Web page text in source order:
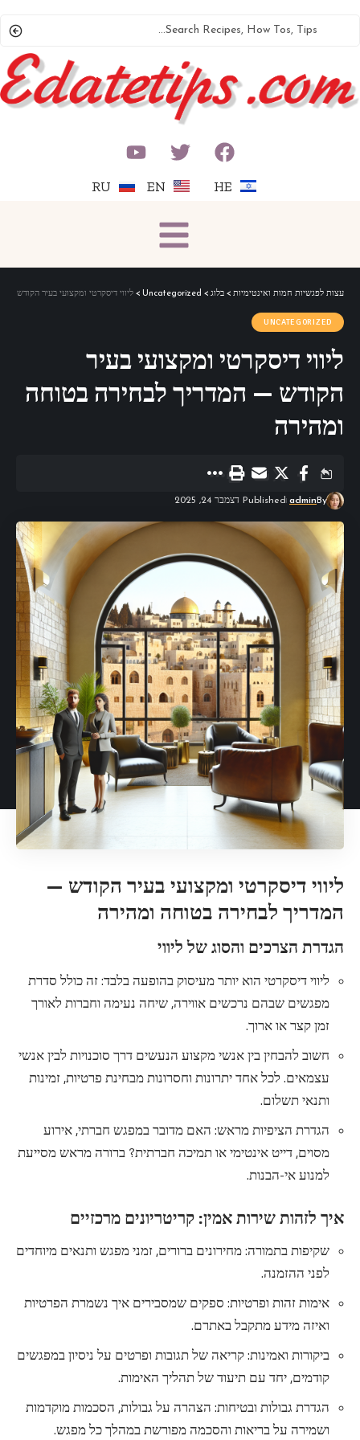
HE
EN
RU
עצות לפגשיות חמות ואינטימיות > בלוג >
Uncategorized
> ליווי דיסקרטי ומקצועי בעיר הקודש —
UNCATEGORIZED
ליווי דיסקרטי ומקצועי בעיר
הקודש — המדריך לבחירה בטוחה
ומהירה
By
admin Published דצמבר 24, 2025
ליווי דיסקרטי ומקצועי בעיר הקודש —
המדריך לבחירה בטוחה ומהירה
הגדרת הצרכים והסוג של ליווי
ליווי דיסקרטי הוא יותר מעיסוק בהופעה בלבד: זה כולל סדרת
מפגשים שבהם נרכשים אווירה, שיחה נעימה וחברות לאורך
זמן קצר או ארוך.
חשוב להבחין בין אנשי מקצוע הנעשים דרך סוכנויות לבין אנשי
עצמאים. לכל אחד יתרונות וחסרונות מבחינת פרטיות, זמינות
ותנאי תשלום.
הגדרת הציפיות מראש: האם מדובר במפגש חברתי, אירוע
מסוים, דייט אינטימי או תמיכה חברתית? ברורה מראש מסייעת
למנוע אי-הבנות.
איך לזהות שירות אמין: קריטריונים מרכזיים
שקיפות בתמורה: מחירונים ברורים, זמני מפגש ותנאים מיוחדים
לפני ההזמנה.
אימות זהות ופרטיות: ספקים שמסבירים איך נשמרת הפרטיות
ואיזה מידע מתקבל באתרם.
ביקורות ואמינות: קריאה של תגובות ופרטים על ניסיון במפגשים
קודמים, יחד עם תיעוד של תהליך האימות.
הגדרת גבולות ובטיחות: הצהרה על גבולות, הסכמות מוקדמות
ושמירה על בריאות והסכמה מפורשת במהלך כל מפגש.